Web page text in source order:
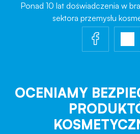
Ponad 10 lat doświadczenia w
sektora przemysłu
OCENIAMY